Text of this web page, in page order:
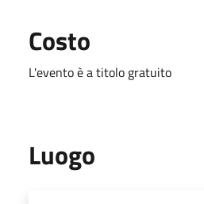
Costo
L'evento è a titolo gratuito
Luogo